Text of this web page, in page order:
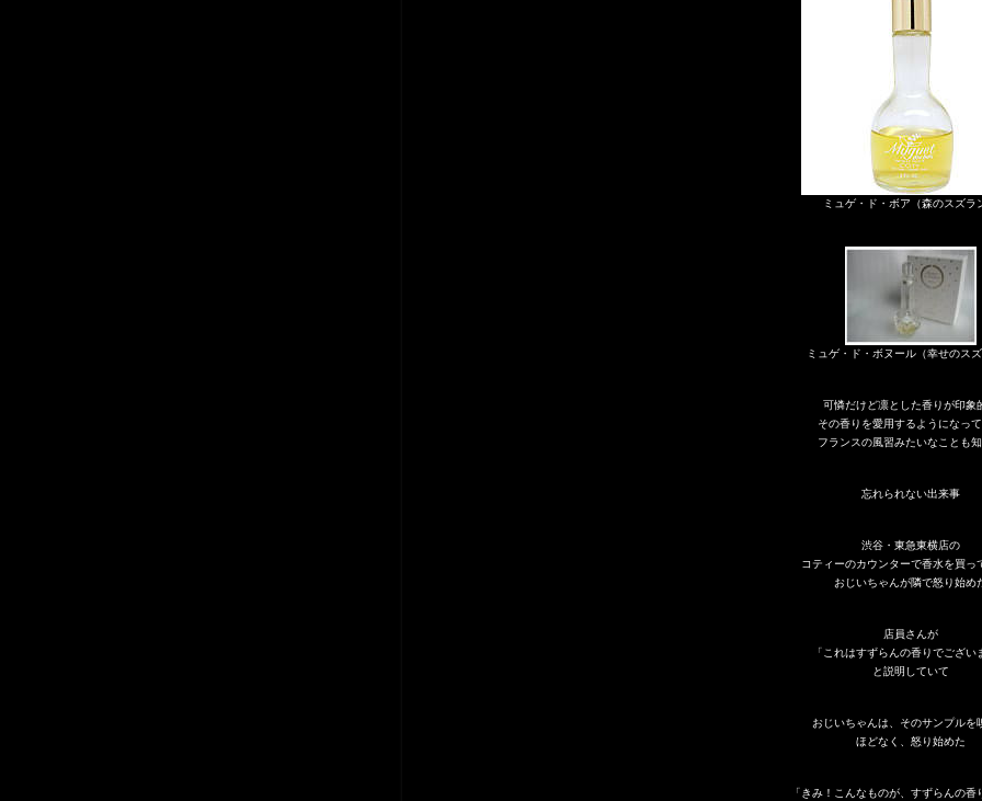
ミュゲ・ド・ボア（森のスズラ
ミュゲ・ド・ボヌール（幸せのス
可憐だけど凛とした香りが印象
その香りを愛用するようになっ
フランスの風習みたいなことも
忘れられない出来事
渋谷・東急東横店の
コティーのカウンターで香水を買っ
おじいちゃんが隣で怒り始め
店員さんが
「これはすずらんの香りでござい
と説明していて
おじいちゃんは、そのサンプルを
ほどなく、怒り始めた
「きみ！こんなものが、すずらんの香